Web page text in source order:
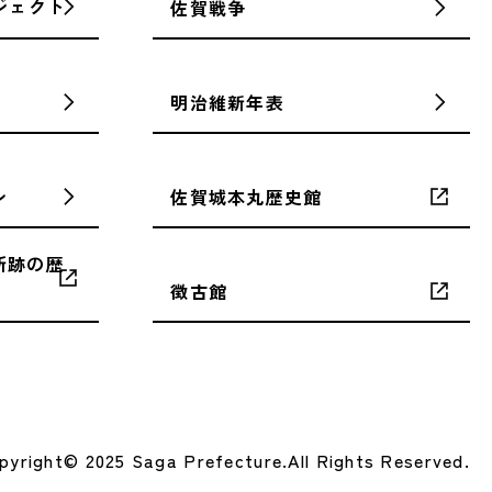
ェクト 佐賀戦争
明治維新年表
佐賀城本丸歴史館
跡の歴
徴古館
2025 Saga Prefecture.All Rights Reserved.